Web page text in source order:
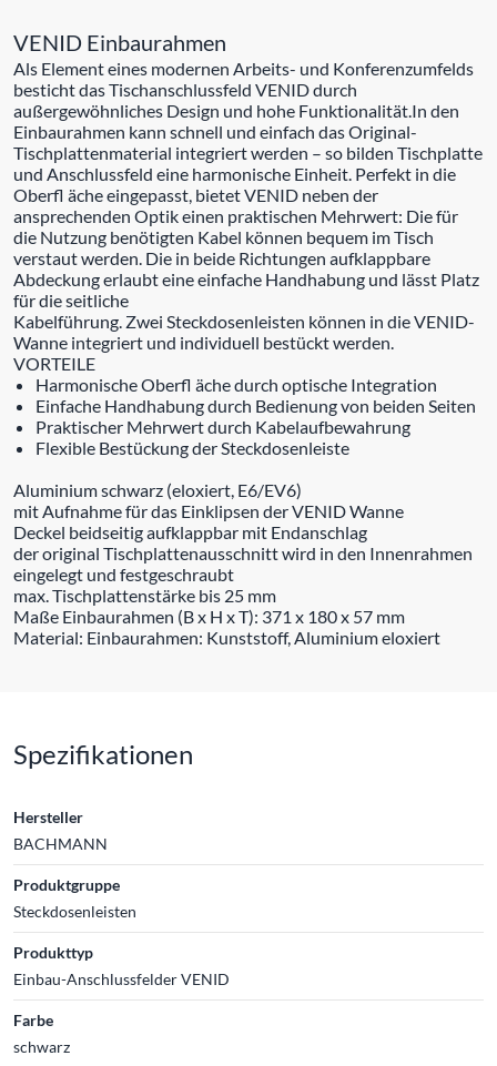
VENID Einbaurahmen
Als Element eines modernen Arbeits- und Konferenzumfelds
besticht das Tischanschlussfeld VENID durch
außergewöhnliches Design und hohe Funktionalität.In den
Einbaurahmen kann schnell und einfach das Original-
Tischplattenmaterial integriert werden – so bilden Tischplatte
und Anschlussfeld eine harmonische Einheit. Perfekt in die
Oberfl äche eingepasst, bietet VENID neben der
ansprechenden Optik einen praktischen Mehrwert: Die für
die Nutzung benötigten Kabel können bequem im Tisch
verstaut werden. Die in beide Richtungen aufklappbare
Abdeckung erlaubt eine einfache Handhabung und lässt Platz
für die seitliche
Kabelführung. Zwei Steckdosenleisten können in die VENID-
Wanne integriert und individuell bestückt werden.
VORTEILE
Harmonische Oberfl äche durch optische Integration
Einfache Handhabung durch Bedienung von beiden Seiten
Praktischer Mehrwert durch Kabelaufbewahrung
Flexible Bestückung der Steckdosenleiste
Aluminium schwarz (eloxiert, E6/EV6)
mit Aufnahme für das Einklipsen der VENID Wanne
Deckel beidseitig aufklappbar mit Endanschlag
der original Tischplattenausschnitt wird in den Innenrahmen
eingelegt und festgeschraubt
max. Tischplattenstärke bis 25 mm
Maße Einbaurahmen (B x H x T): 371 x 180 x 57 mm
Material: Einbaurahmen: Kunststoff, Aluminium eloxiert
Spezifikationen
Hersteller
BACHMANN
Produktgruppe
Steckdosenleisten
Produkttyp
Einbau-Anschlussfelder VENID
Farbe
schwarz